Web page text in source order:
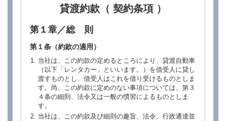
貸渡約款（ 契約条項 ）
第１章／総 則
第１条（約款の適用）
当社は、この約款の定めるところにより、貸渡自動車
（以下「レンタカー」といいます。）を借受人に貸し
渡すものとし、借受人はこれを借り受けるものとしま
す。尚、この約款に定めのない事項については、第３
４条の細則、法令又は一般の慣習によるものとしま
す。
当社は、この約款及び細則の趣旨、法令、行政通達並